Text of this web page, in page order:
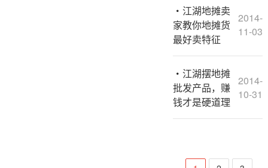
江湖地摊卖
家教你地摊货
最好卖特征
2014-
11-03
江湖摆地摊
批发产品，赚
钱才是硬道理
2014-
10-31